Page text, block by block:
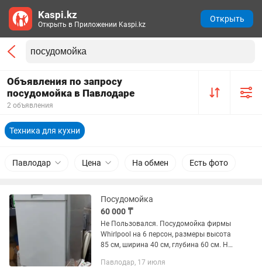
Объявления по запросу
посудомойка в Павлодаре
2 объявления
Техника для кухни
Павлодар Цена На обмен Есть фото
Посудомойка
60 000 ₸
Не Пользовался. Посудомойка фирмы
Whirlpool на 6 персон, размеры высота
85 см, ширина 40 см, глубина 60 см. Не
Павлодар, 17 июля
Kaspi.kz
Открыть в Приложении Kaspi.kz
Открыть